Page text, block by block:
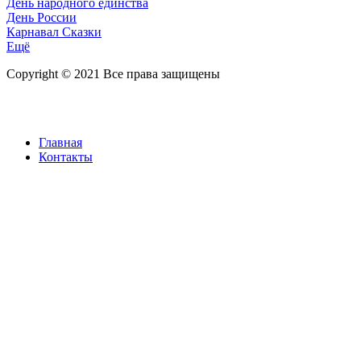
День России
Карнавал Сказки
Ещё
Copyright © 2021 Все права защищены
Главная
Контакты